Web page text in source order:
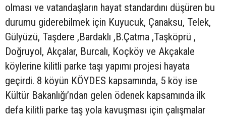
olması ve vatandaşların hayat standardını düşüren bu
durumu giderebilmek için Kuyucuk, Çanaksu, Telek,
Gülyüzü, Taşdere ,Bardaklı ,B.Çatma ,Taşköprü ,
Doğruyol, Akçalar, Burcalı, Koçköy ve Akçakale
köylerine kilitli parke taşı yapımı projesi hayata
geçirdi. 8 köyün KÖYDES kapsamında, 5 köy ise
Kültür Bakanlığı’ndan gelen ödenek kapsamında ilk
defa kilitli parke taş yola kavuşması için çalışmalar